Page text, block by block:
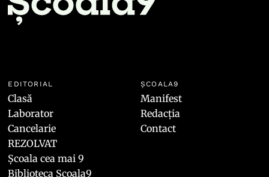
EDITORIAL
Clasă
Laborator
Cancelarie
REZOLVAT
Școala cea mai 9
Biblioteca Școala9
ȘCOALA9
Manifest
Redacția
Contact